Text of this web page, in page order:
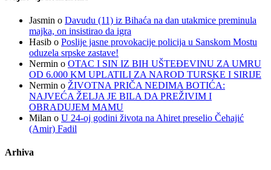
Jasmin o Davudu (11) iz Bihaća na dan utakmice preminula
majka, on insistirao da igra
Hasib o Poslije jasne provokacije policija u Sanskom Mostu
oduzela srpske zastave!
Nermin o OTAC I SIN IZ BIH UŠTEĐEVINU ZA UMRU
OD 6.000 KM UPLATILI ZA NAROD TURSKE I SIRIJE
Nermin o ŽIVOTNA PRIČA NEDIMA BOTIĆA:
NAJVEĆA ŽELJA JE BILA DA PREŽIVIM I
OBRADUJEM MAMU
Milan o U 24-oj godini života na Ahiret preselio Čehajić
(Amir) Fadil
Arhiva